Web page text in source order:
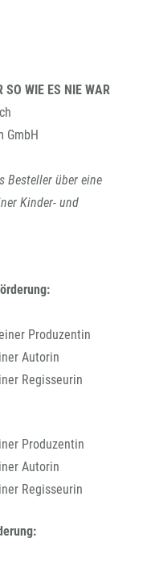
SO WIE ES NIE WAR
GmbH
Besteller über eine
Kinder- und
Produzentin
Autorin
Regisseurin
Produzentin
Autorin
Regisseurin